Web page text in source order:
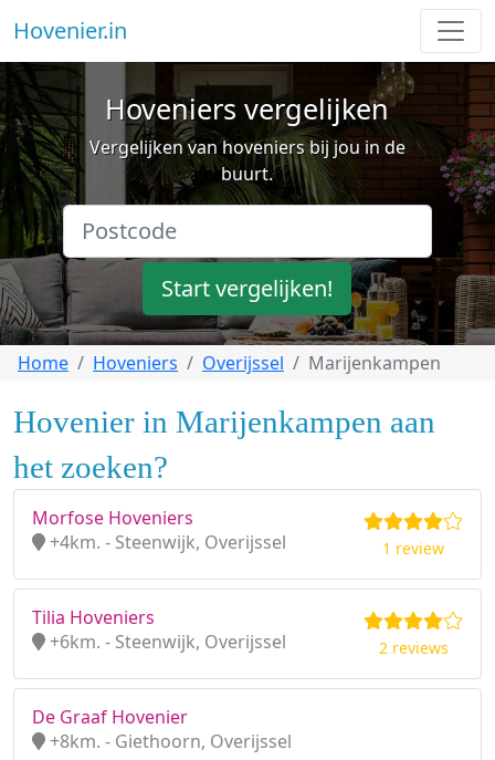
Hovenier.in
Hoveniers vergelijken
Vergelijken van hoveniers bij jou in de
buurt.
Start vergelijken!
Home Hoveniers Overijssel Marijenkampen
Hovenier in Marijenkampen aan
het zoeken?
Morfose Hoveniers
+4km. - Steenwijk, Overijssel
1 review
Tilia Hoveniers
+6km. - Steenwijk, Overijssel
2 reviews
De Graaf Hovenier
+8km. - Giethoorn, Overijssel